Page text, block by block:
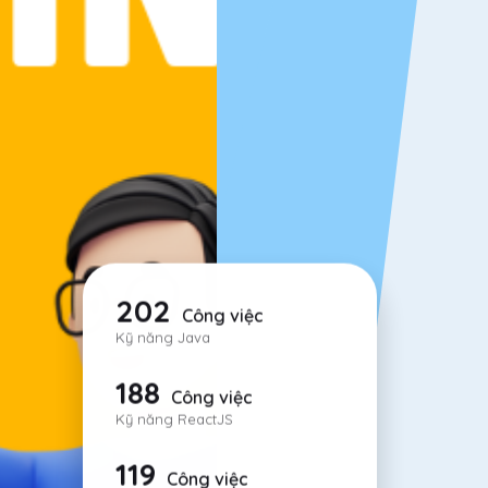
202 Công việc
Kỹ năng Java
188 Công việc
Kỹ năng ReactJS
119 Công việc